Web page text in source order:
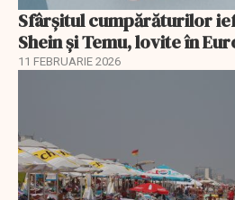
Sfârșitul cumpărăturilor
Shein și Temu, lovite în
11 FEBRUARIE 2026